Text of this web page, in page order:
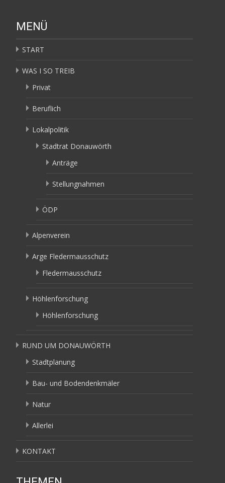
MENÜ
START
WAS I SO TREIB
Privat
Beruflich
Lokalpolitik
Stadtrat Donauwörth
Anträge
Stellungnahmen
ÖDP
Alpenverein
Arge Fledermausschutz
Fledermausschutz
Höhlenforschung
Höhlenforschung
RUND UM DONAUWÖRTH
Stadtplanung
Bau- und Bodendenkmäler
Natur
Allerlei
KONTAKT